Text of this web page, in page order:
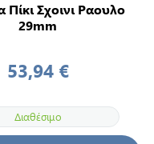
Πίκι Σχοινι Ραουλο
29mm
53,94 €
Διαθέσιμο